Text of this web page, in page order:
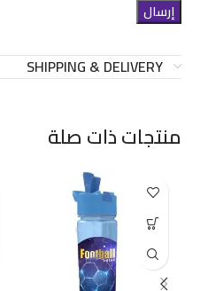
SHIPPING & DELIVERY
منتجات ذات صلة